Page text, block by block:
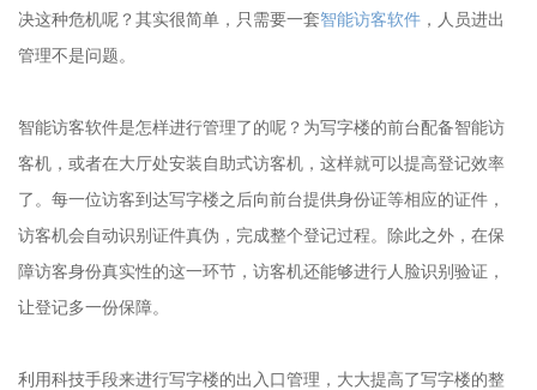
决这种危机呢？其实很简单，只需要一套智能访客软件 ，人员进出
管理不是问题。
智能访客软件是怎样进行管理了的呢？为写字楼的前台配备智能访
客机，或者在大厅处安装自助式访客机，这样就可以提高登记效率
了。每一位访客到达写字楼之后向前台提供身份证等相应的证件，
访客机会自动识别证件真伪，完成整个登记过程。除此之外，在保
障访客身份真实性的这一环节，访客机还能够进行人脸识别验证，
让登记多一份保障。
利用科技手段来进行写字楼的出入口管理，大大提高了写字楼的整